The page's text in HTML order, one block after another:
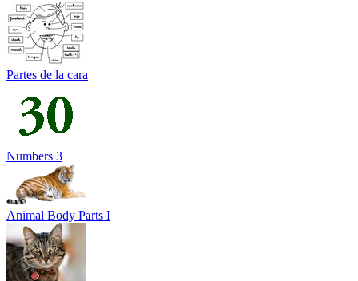
Partes de la cara
Numbers 3
Animal Body Parts I